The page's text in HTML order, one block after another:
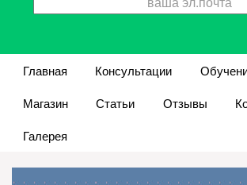
Главная Консультации
Магазин
Статьи Отзывы
Галерея